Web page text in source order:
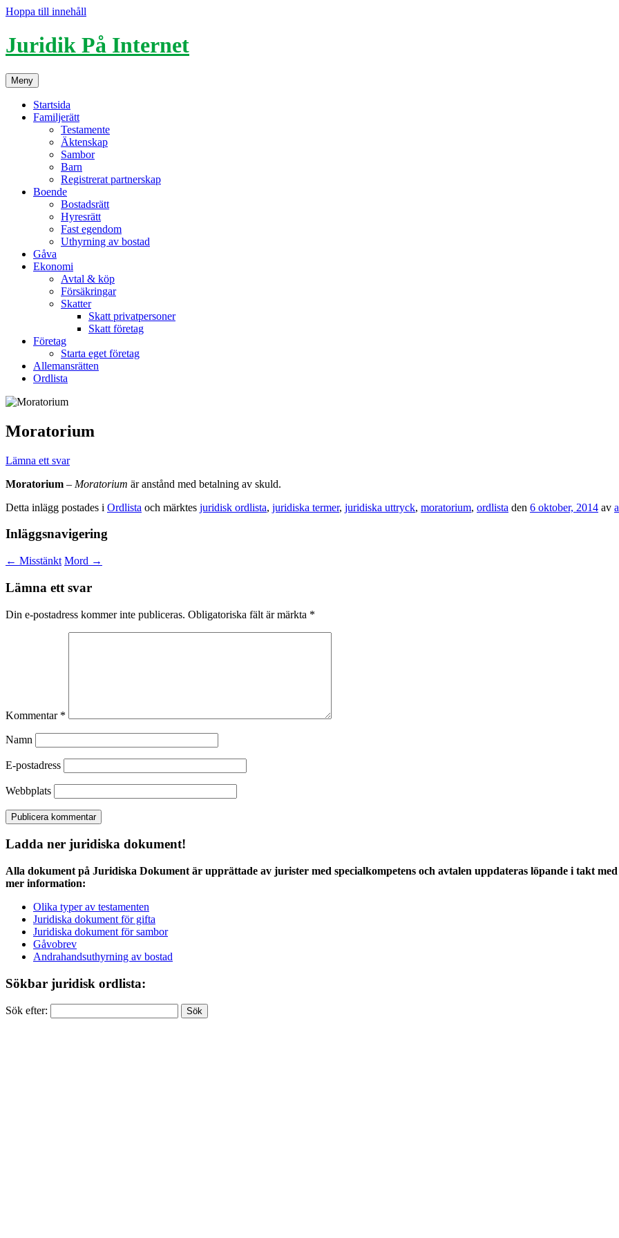
Hoppa till innehåll
Juridik På Internet
Meny
Startsida
Familjerätt
Testamente
Äktenskap
Sambor
Barn
Registrerat partnerskap
Boende
Bostadsrätt
Hyresrätt
Fast egendom
Uthyrning av bostad
Gåva
Ekonomi
Avtal & köp
Försäkringar
Skatter
Skatt privatpersoner
Skatt företag
Företag
Starta eget företag
Allemansrätten
Ordlista
Moratorium
Lämna ett svar
Moratorium – Moratorium är anstånd med betalning av skuld.
Detta inlägg postades i Ordlista och märktes juridisk ordlista, juridiska termer, juridiska uttryck, moratorium, ordlista den 6 oktober, 2014 av
Inläggsnavigering
← Misstänkt Mord →
Lämna ett svar
Din e-postadress kommer inte publiceras. Obligatoriska fält är märkta *
Kommentar *
Namn
E-postadress
Webbplats
Ladda ner juridiska dokument!
Alla dokument på Juridiska Dokument är upprättade av jurister med specialkompetens och avtalen uppdateras löpande i takt
mer information:
Olika typer av testamenten
Juridiska dokument för gifta
Juridiska dokument för sambor
Gåvobrev
Andrahandsuthyrning av bostad
Sökbar juridisk ordlista:
Sök efter: